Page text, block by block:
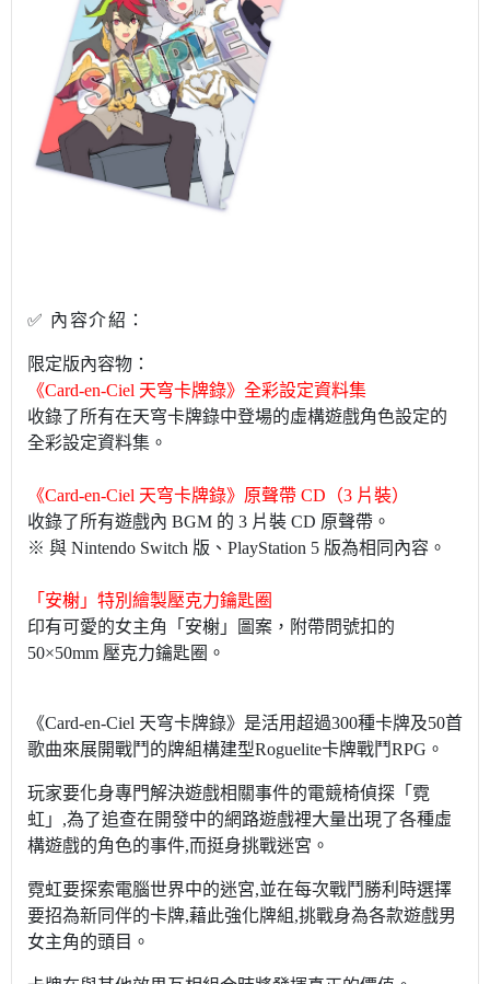
✅ 內容介紹：
限定版內容物：
《Card-en-Ciel 天穹卡牌錄》全彩設定資料集
收錄了所有在天穹卡牌錄中登場的虛構遊戲角色設定的
全彩設定資料集。
《Card-en-Ciel 天穹卡牌錄》原聲帶 CD（3 片裝）
收錄了所有遊戲內 BGM 的 3 片裝 CD 原聲帶。
※ 與 Nintendo Switch 版、PlayStation 5 版為相同內容。
「安榭」特別繪製壓克力鑰匙圈
印有可愛的女主角「安榭」圖案，附帶問號扣的
50×50mm 壓克力鑰匙圈。
《Card-en-Ciel 天穹卡牌錄》是活用超過300種卡牌及50首
歌曲來展開戰鬥的牌組構建型Roguelite卡牌戰鬥RPG。
玩家要化身專門解決遊戲相關事件的電競椅偵探「霓
虹」,為了追查在開發中的網路遊戲裡大量出現了各種虛
構遊戲的角色的事件,而挺身挑戰迷宮。
霓虹要探索電腦世界中的迷宮,並在每次戰鬥勝利時選擇
要招為新同伴的卡牌,藉此強化牌組,挑戰身為各款遊戲男
女主角的頭目。